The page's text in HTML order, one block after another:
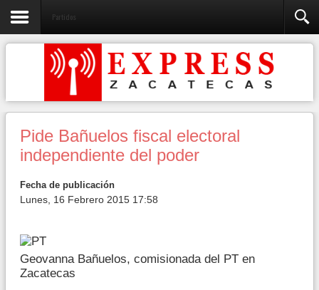
Partidos
Pide Bañuelos fiscal electoral
independiente del poder
Fecha de publicación
Lunes, 16 Febrero 2015 17:58
Geovanna Bañuelos, comisionada del PT en
Zacatecas